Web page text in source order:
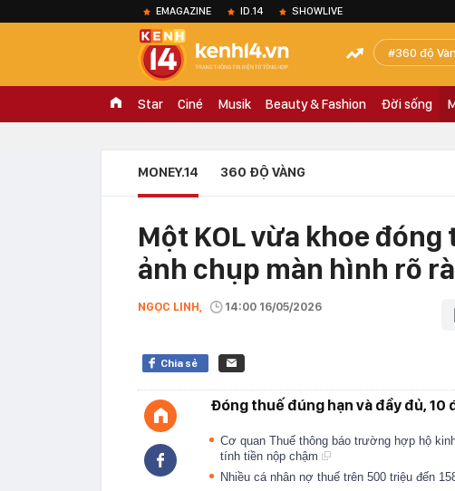
EMAGAZINE ID.14 SHOWLIVE
360 độ
Star Ciné Musik Beauty & Fashion Đời sống
MONEY.14 360 ĐỘ VÀNG
Một KOL vừa khoe
ảnh chụp màn hình rõ
NGỌC LINH, 14:00 16/05/2026
Chia sẻ
Đóng thuế đúng hạn và đầy đủ, 10
Cơ quan Thuế thông báo trường hợp hộ
tính tiền nộp chậm
Nhiều cá nhân nợ thuế trên 500 triệu đến